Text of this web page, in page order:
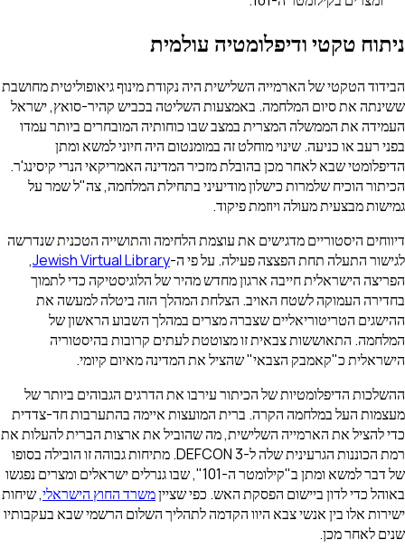
ניתוח טקטי ודיפלומטיה עולמית
הבידוד הטקטי של הארמייה השלישית היה נקודת מינוף גיאופוליטית מחושבת
ששינתה את סיום המלחמה. באמצעות השליטה בכביש קהיר-סואץ, ישראל
העמידה את הממשלה המצרית במצב שבו כוחותיה המובחרים ביותר עמדו
בפני רעב או כניעה. שינוי מוחלט זה במומנטום היה חיוני למשא ומתן
הדיפלומטי שבא לאחר מכן בהובלת מזכיר המדינה האמריקאי הנרי קיסינג'ר.
הכיתור הוכיח שלמרות כישלון מודיעיני בתחילת המלחמה, צה"ל שמר על
גמישות מבצעית מעולה ויוזמת פיקוד.
דיווחים היסטוריים מדגישים את עוצמת הלחימה והתושייה הטכנית שנדרשה
לגישור התעלה תחת הפצצה פעילה. על פי ה-Jewish Virtual Library
,
הפריצה הישראלית חייבה ארגון מחדש מהיר של הלוגיסטיקה כדי לתמוך
בחדירה העמוקה לשטח האויב. הצלחת המהלך הזה ביטלה למעשה את
ההישגים הטריטוריאליים שצברה מצרים במהלך השבוע הראשון של
המלחמה. התאוששות צבאית זו מצוטטת לעתים קרובות בהיסטוריה
הישראלית כ"קאמבק הצבאי" שהציל את המדינה מאיום קיומי.
ההשלכות הדיפלומטיות של הכיתור עירבו את הדרגים הגבוהים ביותר של
מעצמות העל במלחמה הקרה. ברית המועצות איימה בהתערבות חד-צדדית
כדי להציל את הארמייה השלישית, מה שהוביל את ארצות הברית להעלות את
רמת הכוננות הגרעינית שלה ל-DEFCON 3. מתיחות גבוהה זו הובילה בסופו
של דבר למשא ומתן ב"קילומטר ה-101", שבו גנרלים ישראלים ומצרים נפגשו
באוהל כדי לדון ביישום הפסקת האש. כפי שצייןמשרד החוץ הישראלי, שיחות
ישירות אלו בין אנשי צבא היוו הקדמה לתהליך השלום הרשמי שבא בעקבותיו
שנים לאחר מכן.